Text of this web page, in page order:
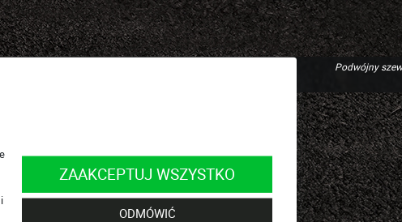
ZAAKCEPTUJ WSZYSTKO
ODMÓWIĆ
Podwójny